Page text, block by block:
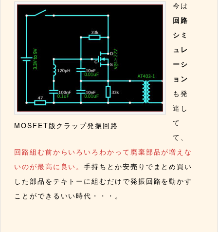
MOSFET版クラップ発振回路
今は
回路
シミ
ュレ
ーシ
ョン
も発
達し
て
て、
回路組む前からいろいろわかって廃棄部品が増えな
いのが最高に良い。手持ちとか安売りでまとめ買い
した部品をテキトーに組むだけで発振回路を動かす
ことができるいい時代・・・。